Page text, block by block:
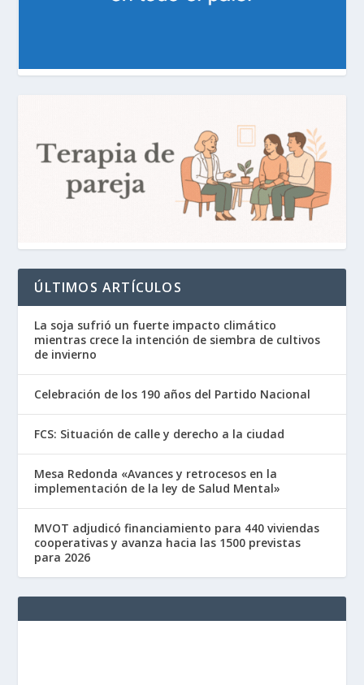
ÚLTIMOS ARTÍCULOS
La soja sufrió un fuerte impacto climático
mientras crece la intención de siembra de cultivos
de invierno
Celebración de los 190 años del Partido Nacional
FCS: Situación de calle y derecho a la ciudad
Mesa Redonda «Avances y retrocesos en la
implementación de la ley de Salud Mental»
MVOT adjudicó financiamiento para 440 viviendas
cooperativas y avanza hacia las 1500 previstas
para 2026